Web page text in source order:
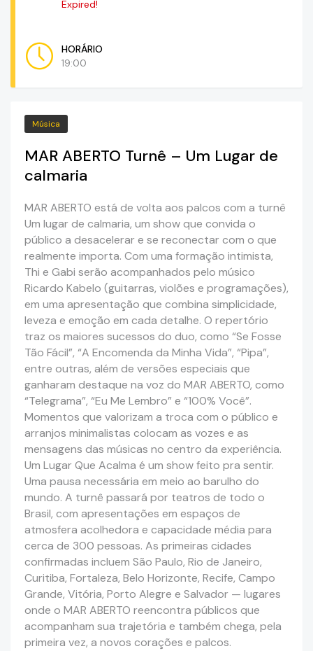
Expired!
HORÁRIO
19:00
Música
MAR ABERTO Turnê – Um Lugar de
calmaria
MAR ABERTO está de volta aos palcos com a turnê
Um lugar de calmaria, um show que convida o
público a desacelerar e se reconectar com o que
realmente importa. Com uma formação intimista,
Thi e Gabi serão acompanhados pelo músico
Ricardo Kabelo (guitarras, violões e programações),
em uma apresentação que combina simplicidade,
leveza e emoção em cada detalhe. O repertório
traz os maiores sucessos do duo, como “Se Fosse
Tão Fácil”, “A Encomenda da Minha Vida”, “Pipa”,
entre outras, além de versões especiais que
ganharam destaque na voz do MAR ABERTO, como
“Telegrama”, “Eu Me Lembro” e “100% Você”.
Momentos que valorizam a troca com o público e
arranjos minimalistas colocam as vozes e as
mensagens das músicas no centro da experiência.
Um Lugar Que Acalma é um show feito pra sentir.
Uma pausa necessária em meio ao barulho do
mundo. A turnê passará por teatros de todo o
Brasil, com apresentações em espaços de
atmosfera acolhedora e capacidade média para
cerca de 300 pessoas. As primeiras cidades
confirmadas incluem São Paulo, Rio de Janeiro,
Curitiba, Fortaleza, Belo Horizonte, Recife, Campo
Grande, Vitória, Porto Alegre e Salvador — lugares
onde o MAR ABERTO reencontra públicos que
acompanham sua trajetória e também chega, pela
primeira vez, a novos corações e palcos.